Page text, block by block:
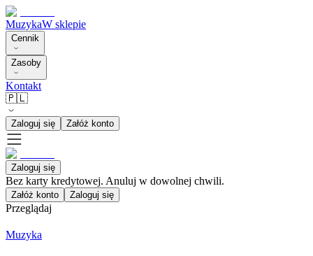
MuzykaW sklepie
Cennik
Zasoby
Kontakt
🇵🇱
Zaloguj się Załóż konto
Zaloguj się
Bez karty kredytowej. Anuluj w dowolnej chwili.
Załóż konto Zaloguj się
Przeglądaj
Muzyka